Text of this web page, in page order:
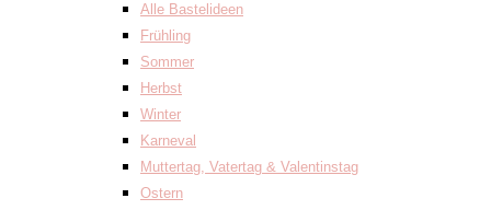
Alle Bastelideen
Frühling
Sommer
Herbst
Winter
Karneval
Muttertag, Vatertag & Valentinstag
Ostern